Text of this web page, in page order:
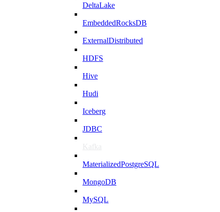
DeltaLake
EmbeddedRocksDB
ExternalDistributed
HDFS
Hive
Hudi
Iceberg
JDBC
Kafka
MaterializedPostgreSQL
MongoDB
MySQL